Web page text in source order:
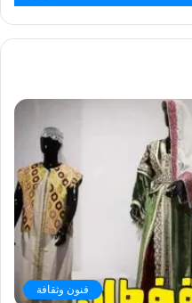
فنون وثقافة